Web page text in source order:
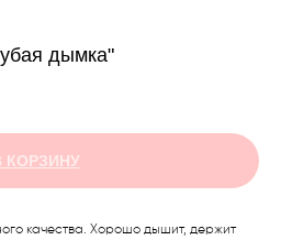
дымка"
КОРЗИНУ
качества. Хорошо дышит, держит